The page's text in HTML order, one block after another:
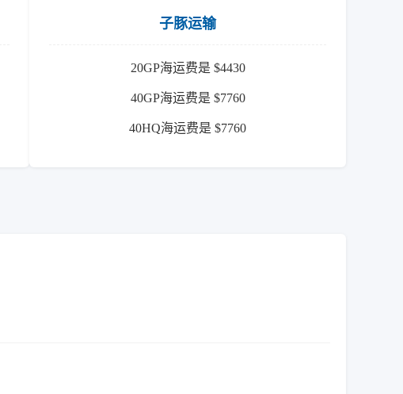
子豚运输
20GP海运费是 $4430
40GP海运费是 $7760
40HQ海运费是 $7760